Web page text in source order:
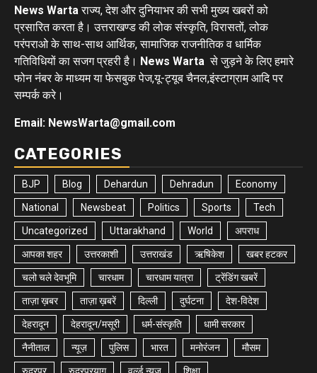
News Wartaराज्य, देश और दुनियाभर की सभी मुख्य खबरों को
प्रसारित करता है। उत्तराखण्ड की लोक संस्कृति, विरासतों, लोक
परंपराओ के साथ-साथ आर्थिक, सामाजिक राजनीतिक व धार्मिक
गतिविधियों का सजग प्रहरी है। News Warta से जुड़ने के लिए हमारे
फोन नंबर के माध्यम या फेसबुक पेज,यू-ट्यूब चैनल,इंस्टाग्राम आदि पर
सम्पर्क करे।
Email: NewsWarta@gmail.com
CATEGORIES
BJP Blog Dehardun Dehradun Economy
National Newsbeat Politics Sports Tech
Uncategorized Uttarakhand World अपराध
आपका शहर उत्तरकाशी उत्तराखंड ऋषिकेश खबर हटकर
चलो चले देवभूमि चारधाम चारधाम यात्रा ट्रेंडिंग खबरें
ताज़ा ख़बर ताज़ा ख़बरें दिल्ली दुर्घटना देश-विदेश
देहरादून देहरादून/मसूरी धर्म-संस्कृति धामी सरकार
नैनीताल न्यूज़ पुलिस भारत मनोरंजन मौसम